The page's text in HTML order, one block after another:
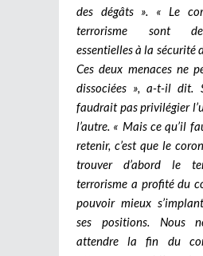
des dégâts ». « Le
terrorisme sont
essentielles à la sécurité
Ces deux menaces ne
dissociées », a-t-il dit.
faudrait pas privilégier
l’autre. « Mais ce qu’il
retenir, c’est que le
trouver d’abord le
terrorisme a profité du
pouvoir mieux
ses positions. Nous
attendre la fin du